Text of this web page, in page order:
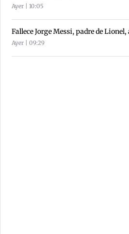
Ayer | 10:05
Fallece Jorge Messi, padre de
Ayer | 09:29